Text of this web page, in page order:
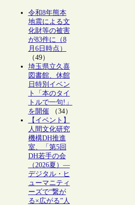
令和8年熊本
地震による文
化財等の被害
が83件に（8
月6日時点）
（49）
埼玉県立久喜
図書館、休館
日特別イベン
ト「本のタイ
トルで一句!」
を開催（34）
【イベント】
人間文化研究
機構DH推進
室、「第5回
DH若手の会
（2026夏）―
デジタル・ヒ
ューマニティ
ーズで“繋が
る×広がる”人